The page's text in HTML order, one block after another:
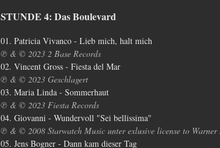
STUNDE 4: Das Boulevard
01. Patricia Vivanco - Lieb mich, halt mich
℗ & © 2023 2 Base Records
02. Vincent Gross - Fiesta del Mar
℗ & © 2023 Geschlagert
03. Maria Linda - Sommerhaut
℗ & © 2023 Fiesta Records
04. Giovanni - Wundervoll "Sei bellissima"
℗ & © 2008 Starwatch Music unter exlusive license to
05. Jens Bogner - Dann kam dieser Tag